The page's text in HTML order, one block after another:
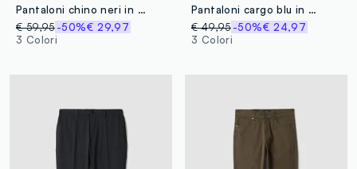
Pantaloni chino neri in puro cotone carrot fit
€ 59,95-50%€ 29,97
3 Colori
Pantaloni cargo blu in misto lino e cotone regular fit
€ 49,95 -50%€ 24,97
3 Colori